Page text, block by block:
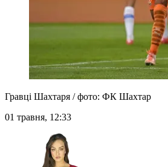
Гравці Шахтаря / фото: ФК Шахтар
01 травня, 12:33